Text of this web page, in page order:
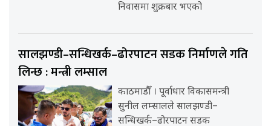
निवासमा शुक्रबार भएको
सालझण्डी–सन्धिखर्क–ढोरपाटन सडक निर्माणले गति
लिन्छ : मन्त्री लम्साल
काठमाडौँ । पूर्वाधार विकासमन्त्री
सुनील लम्सालले सालझण्डी–
सन्धिखर्क–ढोरपाटन सडक